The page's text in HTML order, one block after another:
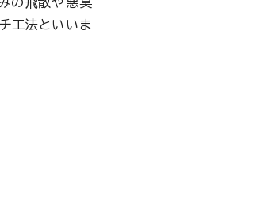
工法といいま